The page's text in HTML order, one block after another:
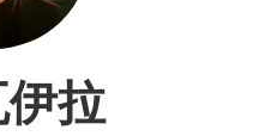
伊拉